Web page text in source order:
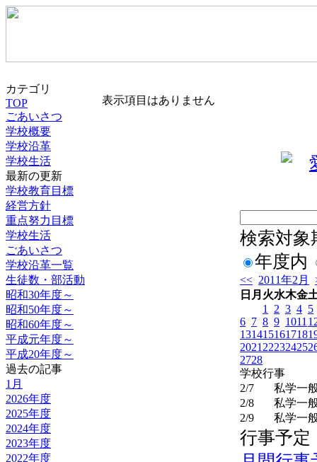
カテゴリ
TOP
ごあいさつ
学校概要
学校沿革
学校生活
最新の更新
学校教育目標
経営方針
重点努力目標
学校生活
ごあいさつ
学校沿革一覧
生徒数・部活動
昭和30年度～
昭和50年度～
昭和60年度～
平成元年度～
平成20年度～
過去の記事
1月
2026年度
2025年度
2024年度
2023年度
2022年度
表示項目はありません
検索対象
年度内
<< 2011年2月
日 月 火水木金
1
2 3 4 5
6 7 8 9 1011
131415161718
2021 22232425
2728
学校行事
2/7
私学一
2/8
私学一
2/9
私学一
行事予定